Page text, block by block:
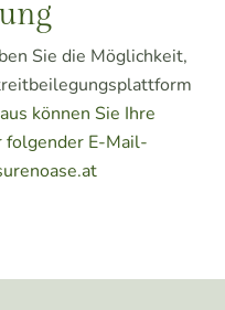
Sie die Möglichkeit,
können Sie Ihre
folgender E-Mail-